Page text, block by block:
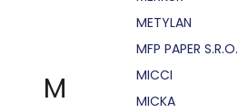
M
METYLAN
MFP PAPER S.R.O.
MICCI
MICKA